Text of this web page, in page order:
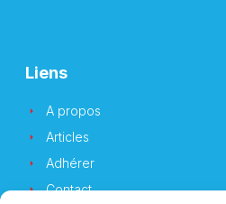
Liens
A propos
Articles
Adhérer
Contact